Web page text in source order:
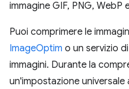
immagine GIF, PNG, WebP
Puoi comprimere le
ImageOptim o un servizio
immagini. Durante la
un'impostazione universale